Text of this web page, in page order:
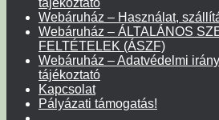
Webáruház – Használat,
Webáruház – ÁLTALÁNOS
FELTÉTELEK (ÁSZF)
Webáruház – Adatvédelmi
tájékoztató
Kapcsolat
Pályázati támogatás!